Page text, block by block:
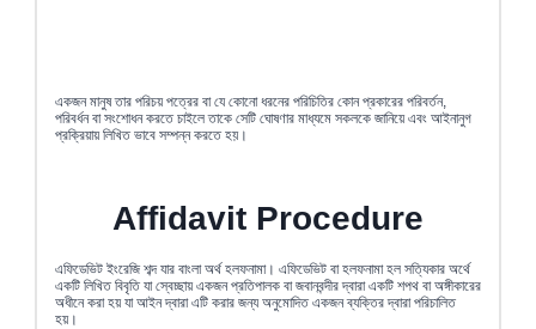
একজন মানুষ তার পরিচয় পত্রের বা যে কোনো ধরনের পরিচিতির কোন প্রকারের পরিবর্তন,
পরিবর্ধন বা সংশোধন করতে চাইলে তাকে সেটি ঘোষণার মাধ্যমে সকলকে জানিয়ে এবং আইনানুগ
প্রক্রিয়ায় লিখিত ভাবে সম্পন্ন করতে হয়।
Affidavit Procedure
এফিডেভিট ইংরেজি শব্দ যার বাংলা অর্থ হলফনামা। এফিডেভিট বা হলফনামা হল সত্যিকার অর্থে
একটি লিখিত বিবৃতি যা স্বেচ্ছায় একজন প্রতিপালক বা জবানবন্দীর দ্বারা একটি শপথ বা অঙ্গীকারের
অধীনে করা হয় যা আইন দ্বারা এটি করার জন্য অনুমোদিত একজন ব্যক্তির দ্বারা পরিচালিত
হয়।